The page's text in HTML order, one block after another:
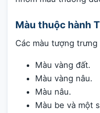
Màu thuộc hành
Các màu tượng
Màu vàng đất.
Màu vàng nâu.
Màu nâu.
Màu be và một